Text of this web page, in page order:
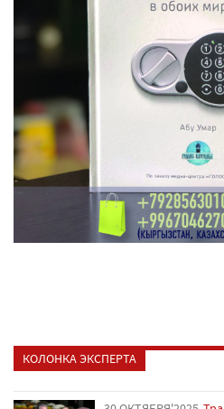
КОЛОНКА ЭКСПЕРТА